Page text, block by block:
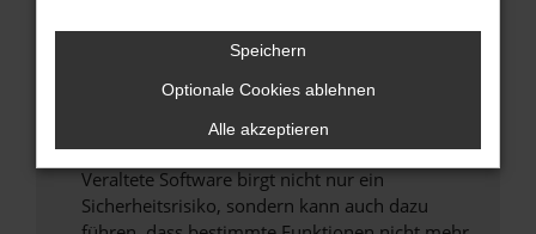
Das kann manchmal helfen, vorübergehende
Probleme zu beheben.
Stelle sicher, dass dein Browser und dein
Betriebssystem auf dem neuesten Stand
sind.
Veraltete Software birgt nicht nur ein
Sicherheitsrisiko, sondern kann auch dazu
Speichern
Optionale Cookies ablehnen
Alle akzeptieren